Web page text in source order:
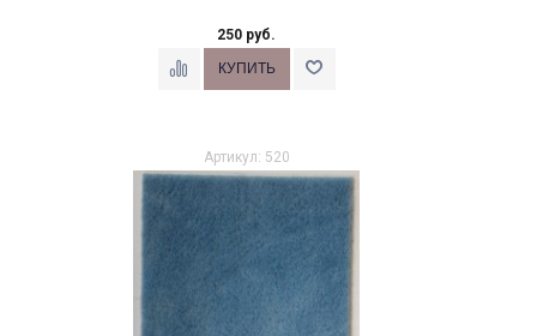
250 руб.
Артикул: 520